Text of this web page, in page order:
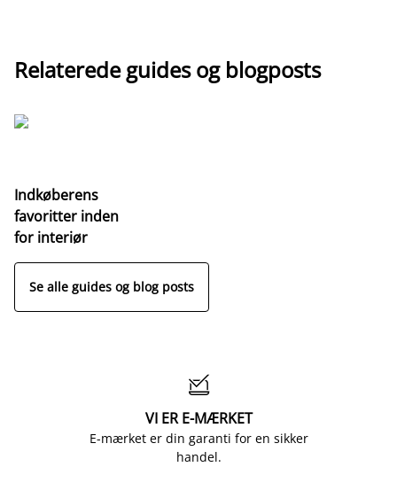
Relaterede guides og blogposts
Indkøberens
favoritter inden
for interiør
Se alle guides og blog posts

VI ER E-MÆRKET
E-mærket er din garanti for en sikker
handel.